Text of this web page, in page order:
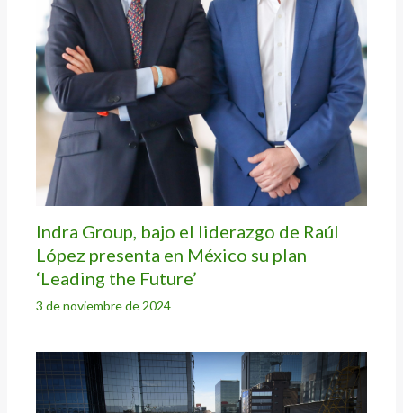
Indra Group, bajo el liderazgo de Raúl
López presenta en México su plan
‘Leading the Future’
3 de noviembre de 2024